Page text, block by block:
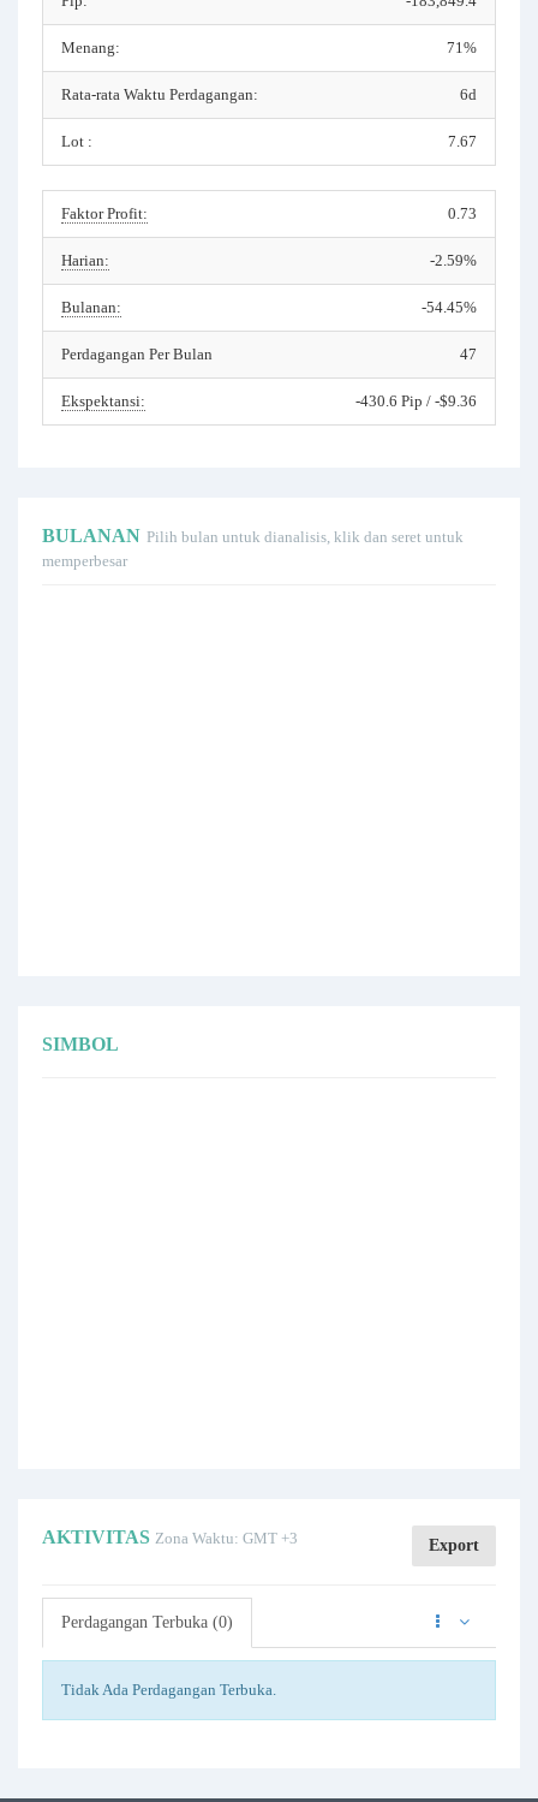
Menang: 71%
Rata-rata Waktu Perdagangan: 6d
Lot : 7.67
Faktor Profit: 0.73
Harian: -2.59%
Bulanan: -54.45%
Perdagangan Per Bulan 47
Ekspektansi: -430.6 Pip / -$9.36
BULANAN Pilih bulan untuk dianalisis, klik dan seret untuk
memperbesar
SIMBOL
AKTIVITAS Zona Waktu: GMT +3 Export
Perdagangan Terbuka (0)
Tidak Ada Perdagangan Terbuka.